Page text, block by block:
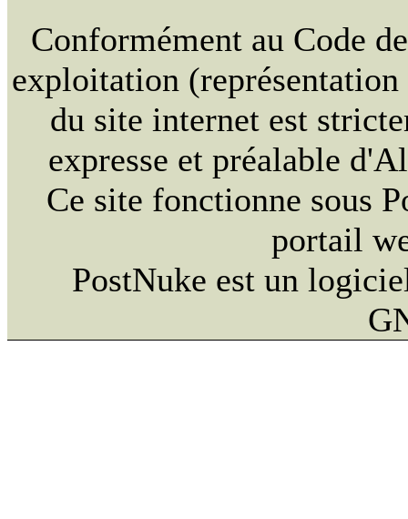
Conformément au Code
exploitation
du site internet est
expresse et préalable
Ce site fonctionne sous
portail
PostNuke est un